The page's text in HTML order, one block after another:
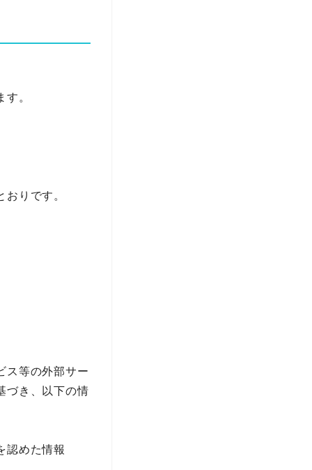
。
りです。
ス等の外部サー
づき、以下の情
認めた情報